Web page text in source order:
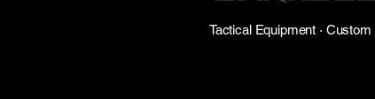
Tactical Equipment ·